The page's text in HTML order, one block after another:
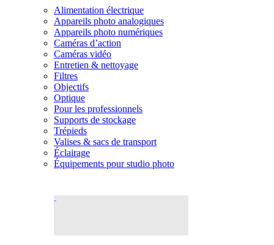
Alimentation électrique
Appareils photo analogiques
Appareils photo numériques
Caméras d’action
Caméras vidéo
Entretien & nettoyage
Filtres
Objectifs
Optique
Pour les professionnels
Supports de stockage
Trépieds
Valises & sacs de transport
Éclairage
Équipements pour studio photo